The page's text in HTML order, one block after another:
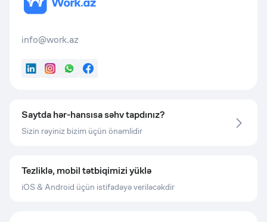
info@work.az
LinkedInInstagram
WhatsApp
Facebook
Saytda hər-hansısa səhv tapdınız?
Sizin rəyiniz bizim üçün önəmlidir
Tezliklə, mobil tətbiqimizi yüklə
iOS & Android üçün istifadəyə veriləcəkdir